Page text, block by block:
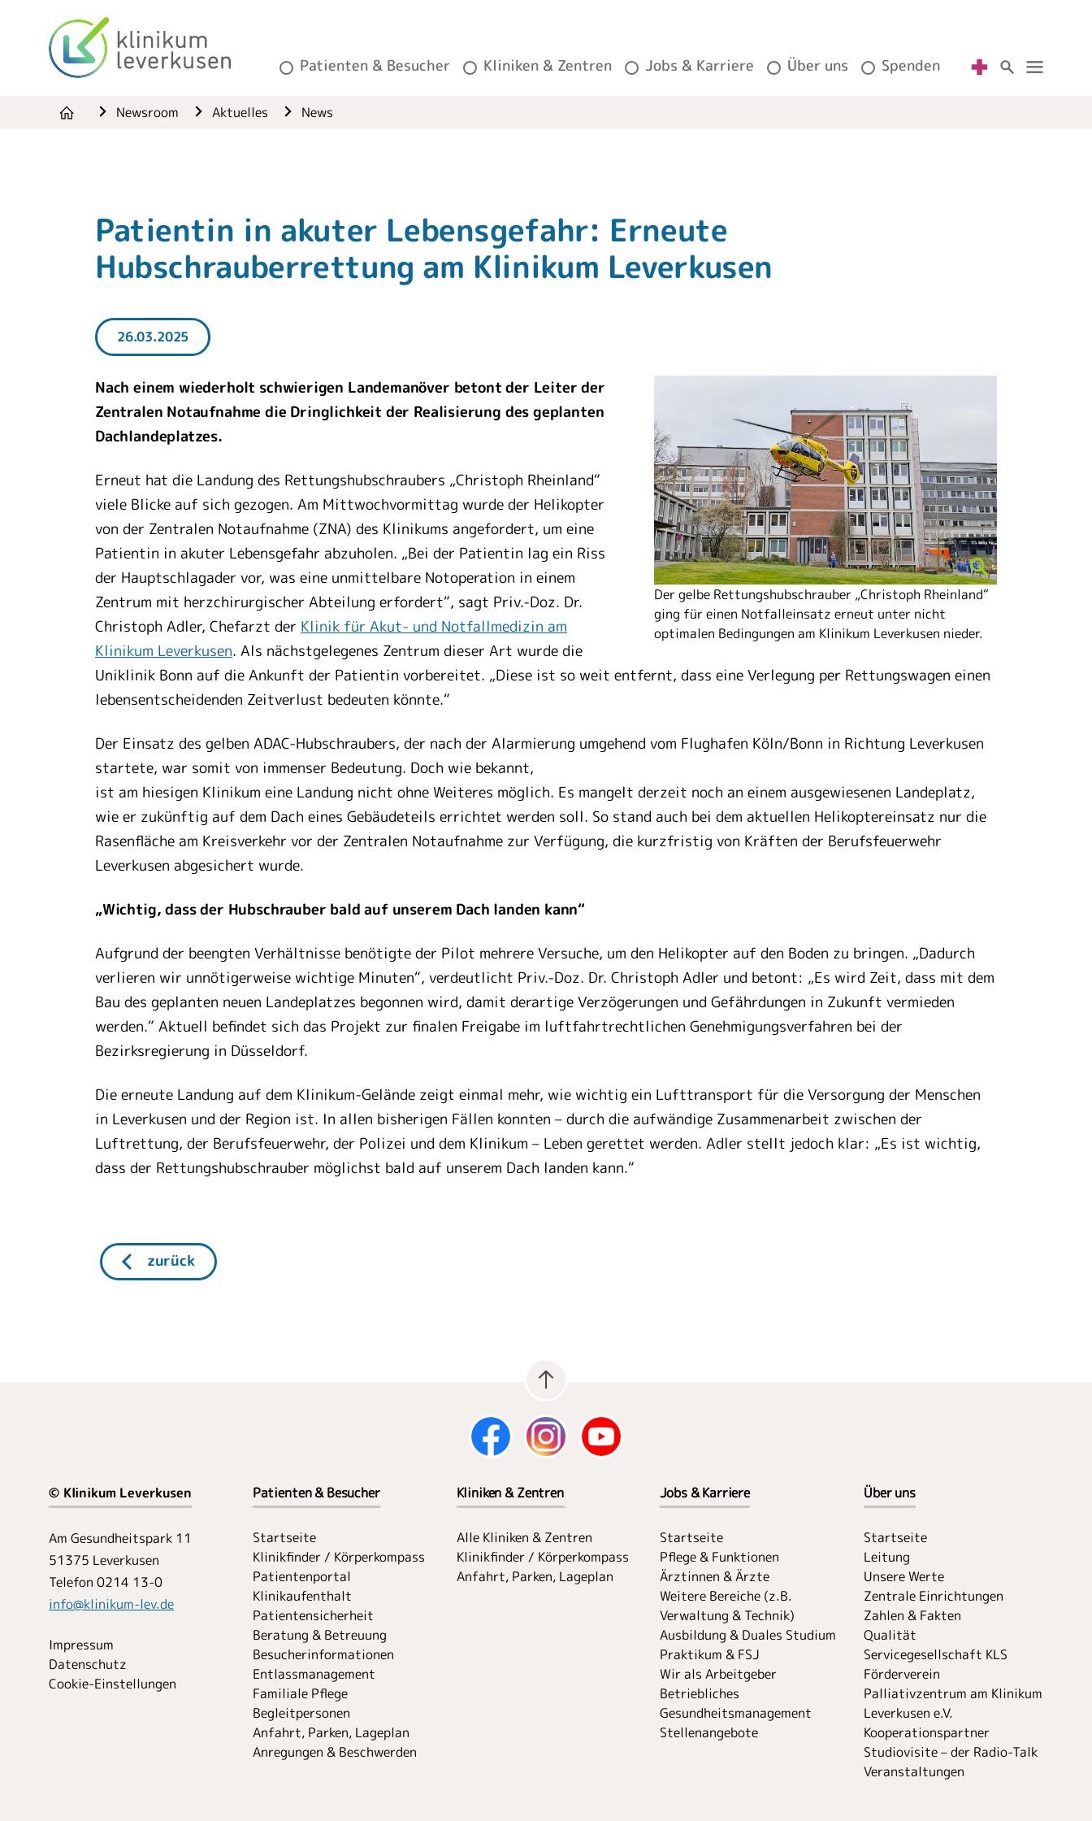
Patienten & Besucher Kliniken & Zentren Jobs & Karriere Über uns Spenden
Newsroom Aktuelles News
Patientin in akuter Lebensgefahr: Erneute
Hubschrauberrettung am Klinikum Leverkusen
26.03.2025
Der gelbe Rettungshubschrauber „Christoph Rheinland“
ging für einen Notfalleinsatz erneut unter nicht
optimalen Bedingungen am Klinikum Leverkusen nieder.
Nach einem wiederholt schwierigen Landemanöver betont der Leiter der
Zentralen Notaufnahme die Dringlichkeit der Realisierung des geplanten
Dachlandeplatzes.
Erneut hat die Landung des Rettungshubschraubers „Christoph Rheinland“
viele Blicke auf sich gezogen. Am Mittwochvormittag wurde der Helikopter
von der Zentralen Notaufnahme (ZNA) des Klinikums angefordert, um eine
Patientin in akuter Lebensgefahr abzuholen. „Bei der Patientin lag ein Riss
der Hauptschlagader vor, was eine unmittelbare Notoperation in einem
Zentrum mit herzchirurgischer Abteilung erfordert“, sagt Priv.-Doz. Dr.
Christoph Adler, Chefarzt der Klinik für Akut- und Notfallmedizin am
Klinikum Leverkusen. Als nächstgelegenes Zentrum dieser Art wurde die
Uniklinik Bonn auf die Ankunft der Patientin vorbereitet. „Diese ist so weit entfernt, dass eine Verlegung per Rettungswagen einen
lebensentscheidenden Zeitverlust bedeuten könnte.“
Der Einsatz des gelben ADAC-Hubschraubers, der nach der Alarmierung umgehend vom Flughafen Köln/Bonn in Richtung Leverkusen
startete, war somit von immenser Bedeutung. Doch wie bekannt,
ist am hiesigen Klinikum eine Landung nicht ohne Weiteres möglich. Es mangelt derzeit noch an einem ausgewiesenen Landeplatz,
wie er zukünftig auf dem Dach eines Gebäudeteils errichtet werden soll. So stand auch bei dem aktuellen Helikoptereinsatz nur die
Rasenfläche am Kreisverkehr vor der Zentralen Notaufnahme zur Verfügung, die kurzfristig von Kräften der Berufsfeuerwehr
Leverkusen abgesichert wurde.
„Wichtig, dass der Hubschrauber bald auf unserem Dach landen kann“
Aufgrund der beengten Verhältnisse benötigte der Pilot mehrere Versuche, um den Helikopter auf den Boden zu bringen. „Dadurch
verlieren wir unnötigerweise wichtige Minuten“, verdeutlicht Priv.-Doz. Dr. Christoph Adler und betont: „Es wird Zeit, dass mit dem
Bau des geplanten neuen Landeplatzes begonnen wird, damit derartige Verzögerungen und Gefährdungen in Zukunft vermieden
werden.“ Aktuell befindet sich das Projekt zur finalen Freigabe im luftfahrtrechtlichen Genehmigungsverfahren bei der
Bezirksregierung in Düsseldorf.
Die erneute Landung auf dem Klinikum-Gelände zeigt einmal mehr, wie wichtig ein Lufttransport für die Versorgung der Menschen
in Leverkusen und der Region ist. In allen bisherigen Fällen konnten – durch die aufwändige Zusammenarbeit zwischen der
Luftrettung, der Berufsfeuerwehr, der Polizei und dem Klinikum – Leben gerettet werden. Adler stellt jedoch klar: „Es ist wichtig,
dass der Rettungshubschrauber möglichst bald auf unserem Dach landen kann.“
zurück
© Klinikum Leverkusen
Am Gesundheitspark 11
51375 Leverkusen
Telefon 0214 13-0
info@klinikum-lev.de
Impressum
Datenschutz
Cookie-Einstellungen
Patienten & Besucher
Startseite
Klinikfinder / Körperkompass
Patientenportal
Klinikaufenthalt
Patientensicherheit
Beratung & Betreuung
Besucher­informationen
Entlassmanagement
Familiale Pflege
Begleitpersonen
Anfahrt, Parken, Lageplan
Anregungen & Beschwerden
Kliniken & Zentren
Alle Kliniken & Zentren
Klinikfinder / Körperkompass
Anfahrt, Parken, Lageplan
Jobs & Karriere
Startseite
Pflege & Funktionen
Ärztinnen & Ärzte
Weitere Bereiche (z.B.
Verwaltung & Technik)
Ausbildung & Duales Studium
Praktikum & FSJ
Wir als Arbeitgeber
Betriebliches
Gesundheitsmanagement
Stellenangebote
Über uns
Startseite
Leitung
Unsere Werte
Zentrale Einrichtungen
Zahlen & Fakten
Qualität
Servicegesellschaft KLS
Förderverein
Palliativzentrum am Klinikum
Leverkusen e.V.
Kooperationspartner
Studiovisite – der Radio-Talk
Veranstaltungen